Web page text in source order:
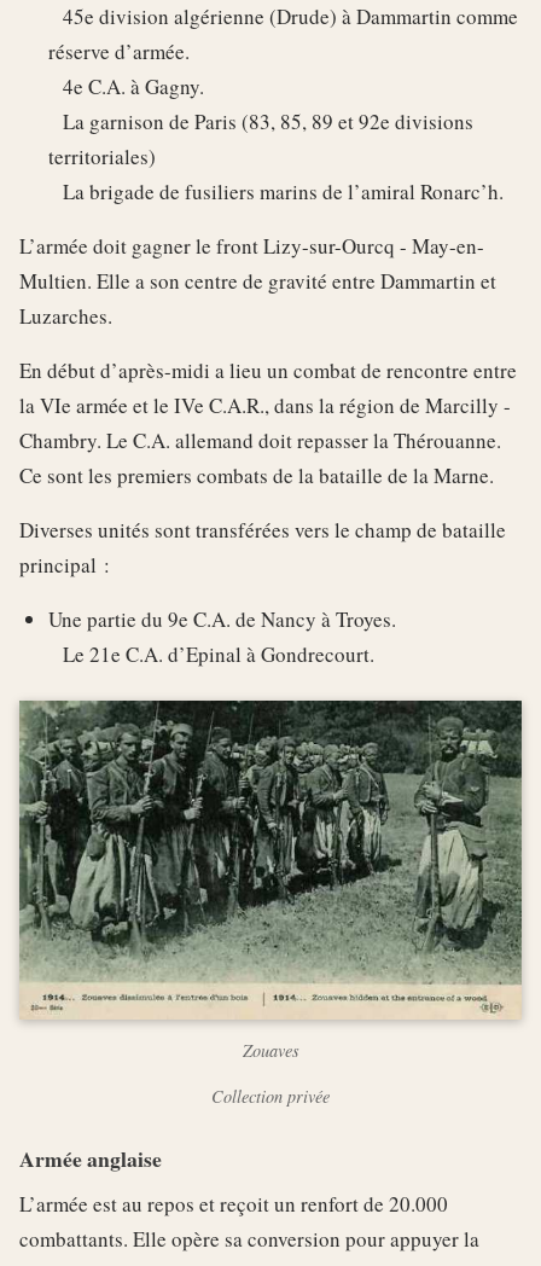
45e division algérienne (Drude) à Dammartin comme
réserve d’armée.
4e C.A. à Gagny.
La garnison de Paris (83, 85, 89 et 92e divisions
territoriales)
La brigade de fusiliers marins de l’amiral Ronarc’h.
L’armée doit gagner le front Lizy-sur-Ourcq - May-en-
Multien. Elle a son centre de gravité entre Dammartin et
Luzarches.
En début d’après-midi a lieu un combat de rencontre entre
la VIe armée et le IVe C.A.R., dans la région de Marcilly -
Chambry. Le C.A. allemand doit repasser la Thérouanne.
Ce sont les premiers combats de la bataille de la Marne.
Diverses unités sont transférées vers le champ de bataille
principal :
Une partie du 9e C.A. de Nancy à Troyes.
Le 21e C.A. d’Epinal à Gondrecourt.
Zouaves
Collection privée
Armée anglaise
L’armée est au repos et reçoit un renfort de 20.000
combattants. Elle opère sa conversion pour appuyer la